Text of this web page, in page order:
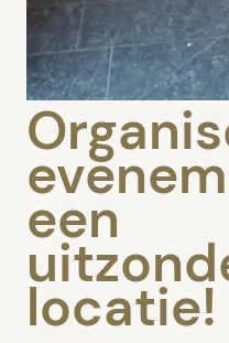
een
locatie!